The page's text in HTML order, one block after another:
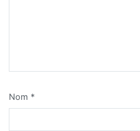
Nom *